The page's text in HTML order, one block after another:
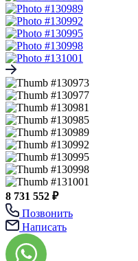
8 731 552 ₽
Позвонить
Написать